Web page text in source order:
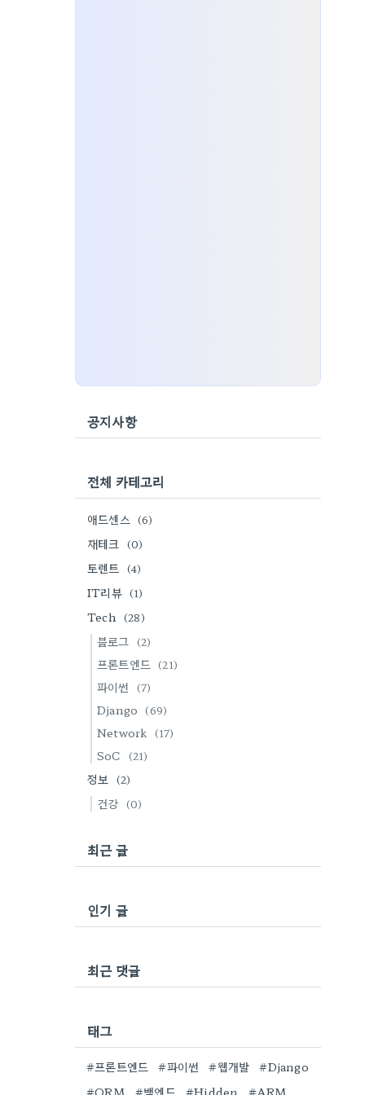
공지사항
전체 카테고리
애드센스 (6)
재테크 (0)
토렌트 (4)
IT리뷰 (1)
Tech (28)
블로그 (2)
프론트엔드 (21)
파이썬 (7)
Django (69)
Network (17)
SoC (21)
정보 (2)
건강 (0)
최근 글
인기 글
최근 댓글
태그
#프론트엔드 #파이썬 #웹개발
#Django
#ORM
#백엔드 #Hidden #ARM